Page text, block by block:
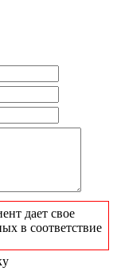
дает свое
в соответствие